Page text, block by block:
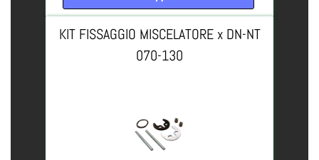
KIT FISSAGGIO MISCELATORE x DN-NT
070-130